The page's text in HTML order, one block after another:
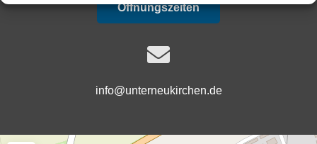
Öffnungszeiten
info@unterneukirchen.de